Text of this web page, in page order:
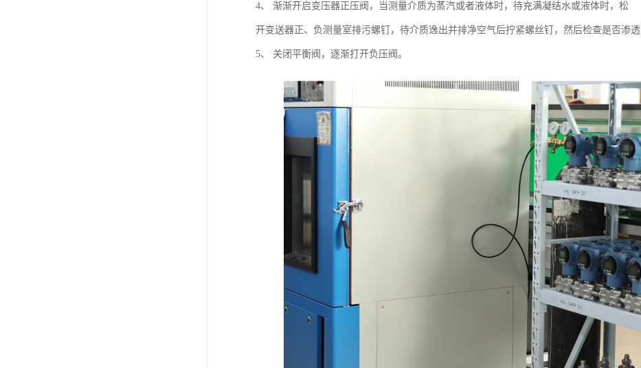
4、 渐渐开启变压器正压阀，当测量介质为蒸汽或者液体时，待充满凝结水或液体时，松
开变送器正、负测量室排污螺钉，待介质逸出并排净空气后拧紧螺丝钉，然后检查是否渗透
5、 关闭平衡阀，逐渐打开负压阀。